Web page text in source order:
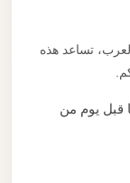
تساعد هذه
يوم من